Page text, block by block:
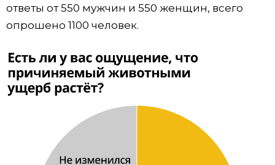
ответы от 550 мужчин и 550 женщин, всего
опрошено 1100 человек.